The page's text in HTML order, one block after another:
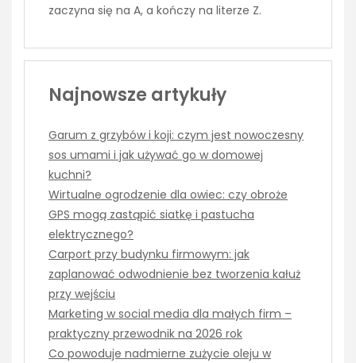
zaczyna się na A, a kończy na literze Z.
Najnowsze artykuły
Garum z grzybów i koji: czym jest nowoczesny
sos umami i jak używać go w domowej
kuchni?
Wirtualne ogrodzenie dla owiec: czy obroże
GPS mogą zastąpić siatkę i pastucha
elektrycznego?
Carport przy budynku firmowym: jak
zaplanować odwodnienie bez tworzenia kałuż
przy wejściu
Marketing w social media dla małych firm –
praktyczny przewodnik na 2026 rok
Co powoduje nadmierne zużycie oleju w